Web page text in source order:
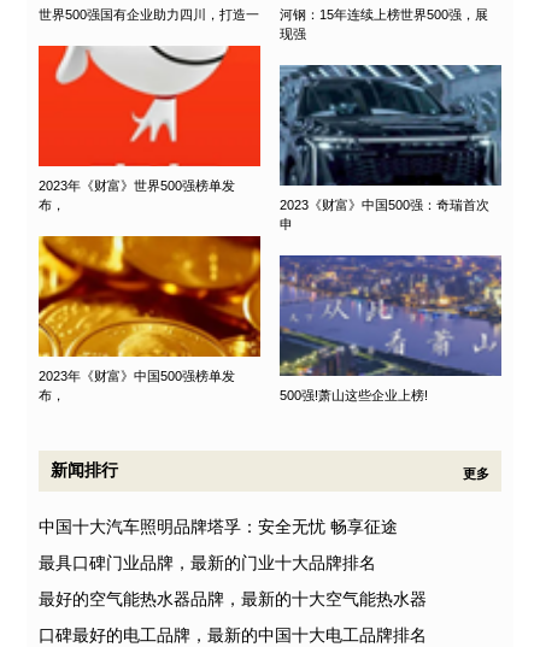
世界500强国有企业助力四川，打造一
河钢：15年连续上榜世界500强，展
现强
2023年《财富》世界500强榜单发
布，
2023《财富》中国500强：奇瑞首次
申
2023年《财富》中国500强榜单发
布，
500强!萧山这些企业上榜!
新闻排行 更多
中国十大汽车照明品牌塔孚：安全无忧 畅享征途
最具口碑门业品牌，最新的门业十大品牌排名
最好的空气能热水器品牌，最新的十大空气能热水器
口碑最好的电工品牌，最新的中国十大电工品牌排名